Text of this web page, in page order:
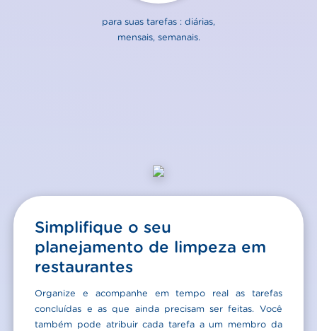
para suas tarefas : diárias,
mensais, semanais.
Simplifique o seu
planejamento de limpeza em
restaurantes
Organize e acompanhe em tempo real as tarefas
concluídas e as que ainda precisam ser feitas. Você
também pode atribuir cada tarefa a um membro da